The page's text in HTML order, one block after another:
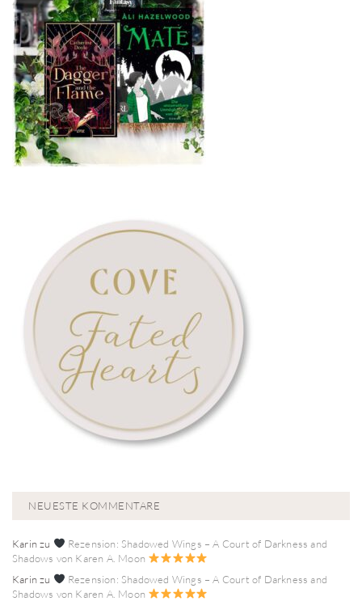
NEUESTE KOMMENTARE
Karinzu
Rezension: Shadowed Wings – A Court of Darkness and
Shadows von Karen A. Moon
Karinzu
Rezension: Shadowed Wings – A Court of Darkness and
Shadows von Karen A. Moon